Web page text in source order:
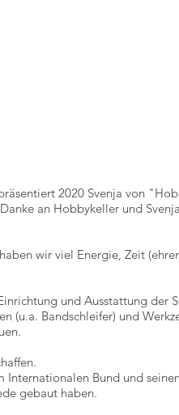
2020 Svenja von
an Hobbykeller und
wir viel Energie, Zeit
und Ausstattung der
(u.a. Bandschleifer) und
Internationalen Bund und
gebaut haben.